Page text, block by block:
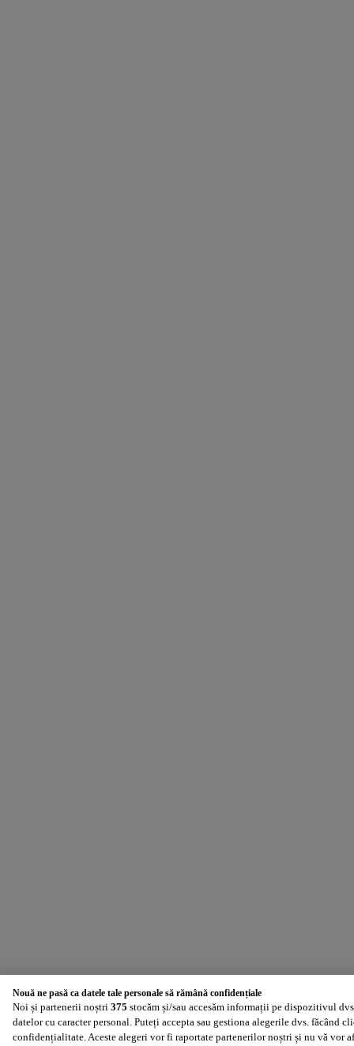
Nouă ne pasă ca datele tale personale să rămână confidențiale
Noi și partenerii noștri 375 stocăm și/sau accesăm informații pe dispozitivul
datelor cu caracter personal. Puteți accepta sau gestiona alegerile dvs. făcând
confidențialitate. Aceste alegeri vor fi raportate partenerilor noștri și nu vă vor